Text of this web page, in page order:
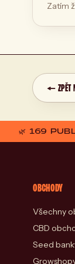
Zatím
← ZPĚT
🌿 169
OBCHODY
Všechny
CBD
Seed